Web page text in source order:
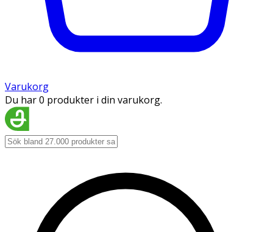
Varukorg
Du har 0 produkter i din varukorg.